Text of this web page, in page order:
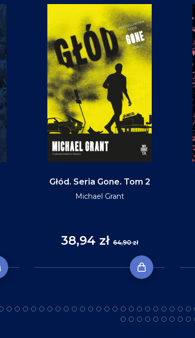
Głód. Seria Gone. Tom 2
Michael Grant
38,94 zł 64,90 zł